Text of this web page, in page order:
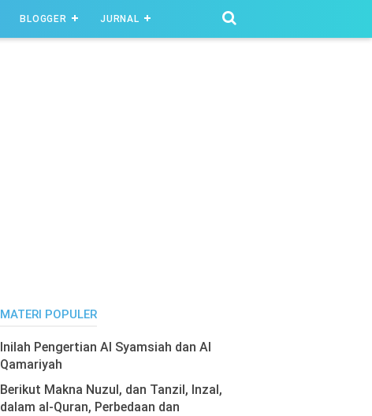
BLOGGER JURNAL
MATERI POPULER
Inilah Pengertian Al Syamsiah dan Al
Qamariyah
Berikut Makna Nuzul, dan Tanzil, Inzal,
dalam al-Quran, Perbedaan dan